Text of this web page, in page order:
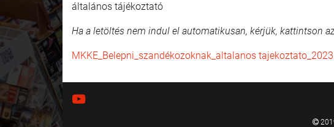
általános tájékoztató
Ha a letöltés nem indul el automatikusan, kérjük, kattintson
MKKE_Belepni_szandékozoknak_altalanos